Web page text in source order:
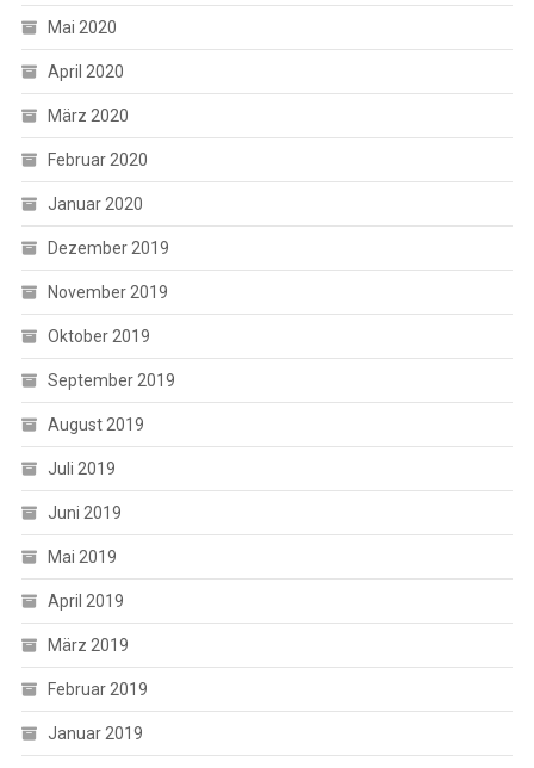
Mai 2020
April 2020
März 2020
Februar 2020
Januar 2020
Dezember 2019
November 2019
Oktober 2019
September 2019
August 2019
Juli 2019
Juni 2019
Mai 2019
April 2019
März 2019
Februar 2019
Januar 2019